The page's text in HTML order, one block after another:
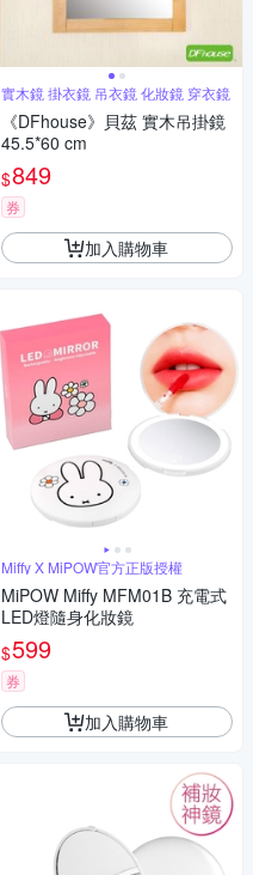
實木鏡 掛衣鏡 吊衣鏡 化妝鏡 穿衣鏡
《DFhouse》貝茲 實木吊掛鏡
45.5*60 cm
$849
券
加入購物車
Miffy X MiPOW官方正版授權
MiPOW Miffy MFM01B 充電式
LED燈隨身化妝鏡
$599
券
加入購物車